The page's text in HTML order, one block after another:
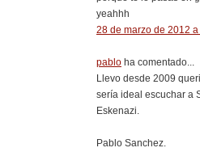
yeahhh
28 de marzo de 2012
pablo ha comentado...
Llevo desde 2009
sería ideal escuchar a
Eskenazi.
Pablo Sanchez.